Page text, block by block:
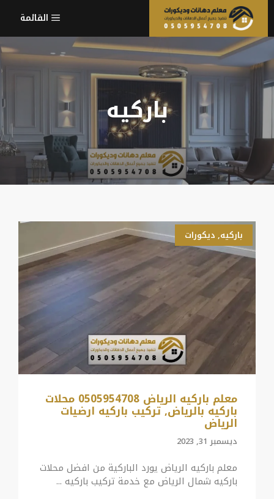
المحتوى
القائمة
باركيه
باركيه, ديكورات
معلم باركيه الرياض 0505954708 محلات
باركيه بالرياض, تركيب باركيه ارضيات
الرياض
ديسمبر 31, 2023
معلم باركيه الرياض يورد الباركية من افضل محلات
باركيه شمال الرياض مع خدمة تركيب باركيه ...